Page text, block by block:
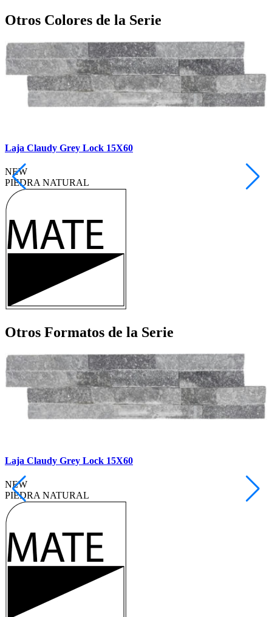
Otros Colores de la Serie
Laja Claudy Grey Lock 15X60
NEW
PIEDRA NATURAL
Otros Formatos de la Serie
Laja Claudy Grey Lock 15X60
NEW
PIEDRA NATURAL